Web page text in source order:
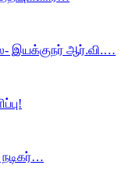
இயக்குநர் ஆர்.வி.…